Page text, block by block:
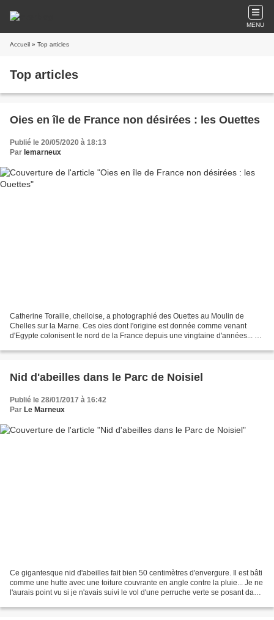
MENU
Accueil » Top articles
Top articles
Oies en île de France non désirées : les Ouettes
Publié le 20/05/2020 à 18:13
Par lemarneux
Catherine Toraille, chelloise, a photographié des Ouettes au Moulin de
Chelles sur la Marne. Ces oies dont l'origine est donnée comme venant
d'Egypte colonisent le nord de la France depuis une vingtaine d'années... On
Nid d'abeilles dans le Parc de Noisiel
Publié le 28/01/2017 à 16:42
Par Le Marneux
Ce gigantesque nid d'abeilles fait bien 50 centimètres d'envergure. Il est bâti
comme une hutte avec une toiture couvrante en angle contre la pluie... Je ne
l'aurais point vu si je n'avais suivi le vol d'une perruche verte se posant dans